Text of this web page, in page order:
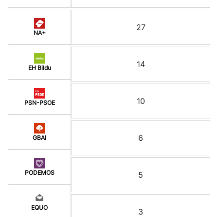
NA+
EH Bildu
PSN-PSOE
GBAI
PODEMOS
EQUO
27
14
10
6
5
3